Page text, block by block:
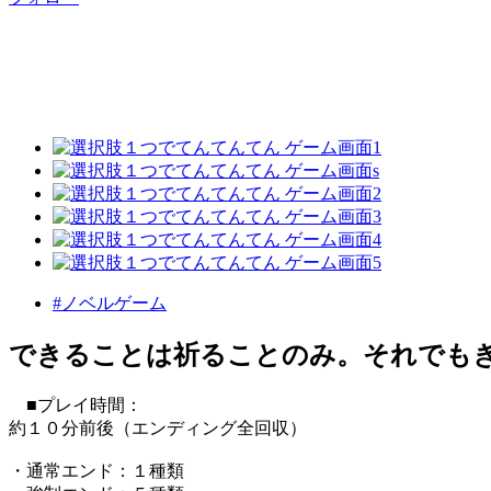
#ノベルゲーム
できることは祈ることのみ。それで
■プレイ時間：
約１０分前後（エンディング全回収）
・通常エンド：１種類